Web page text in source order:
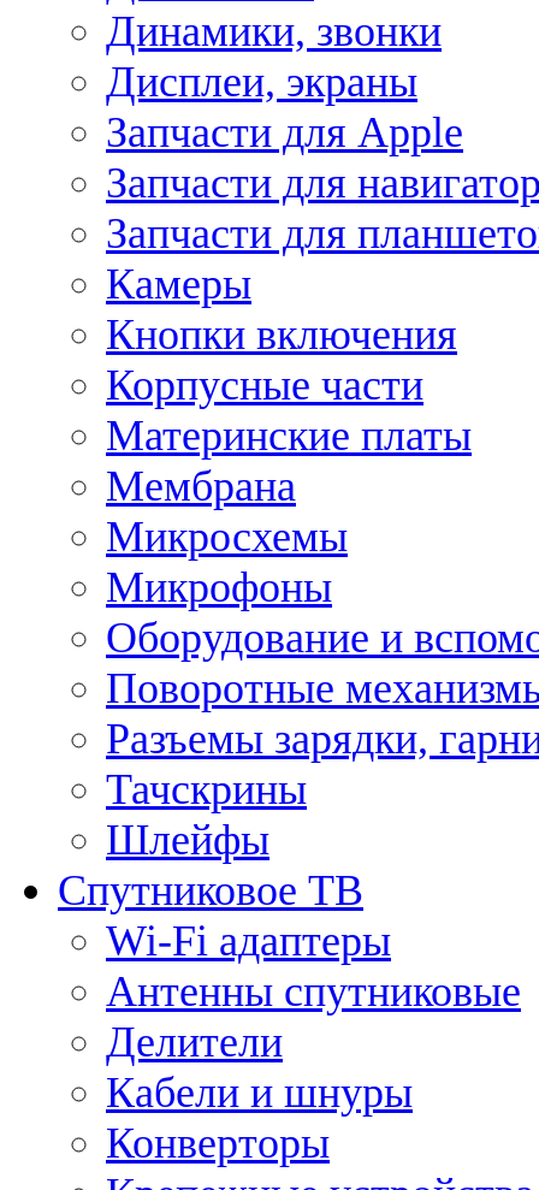
Динамики, звонки
Дисплеи, экраны
Запчасти для Apple
Запчасти для
Запчасти для
Камеры
Кнопки включения
Корпусные части
Материнские платы
Мембрана
Микросхемы
Микрофоны
Оборудование и
Поворотные
Разъемы зарядки,
Тачскрины
Шлейфы
Спутниковое ТВ
Wi-Fi адаптеры
Антенны спутниковые
Делители
Кабели и шнуры
Конверторы